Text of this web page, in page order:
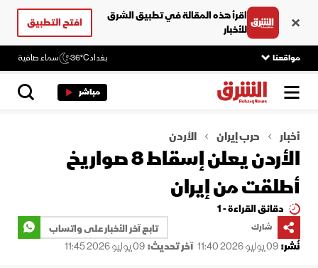
اقرأ هذه المقالة في تطبيق الشرق
للأخبار
افتح التطبيق
مواقعنا بغداد36°C سماء صافية
مباشر
أخبار حرب إيران الأردن
الأردن يعلن إسقاط 8 صواريخ
أطلقت من إيران
دقائق القراءة - 1
شارك
تابع آخر الأخبار على واتساب
نُشر:09 يوليو 2026 11:40 آخر تحديث:09 يوليو 2026 11:45